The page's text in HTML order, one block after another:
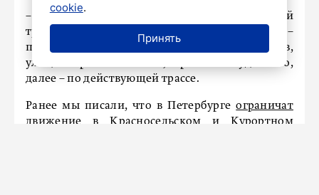
– в обратном направлении: по действующей
трассе до проспекта Буденного, далее –
проспект Буденного, проспект Ветеранов,
улица Бориса Шмелева, проспект Буденного,
далее – по действующей трассе.
Ранее мы писали, что в Петербургеограничат
движение в Красносельском и Курортном
cookie.
Принять